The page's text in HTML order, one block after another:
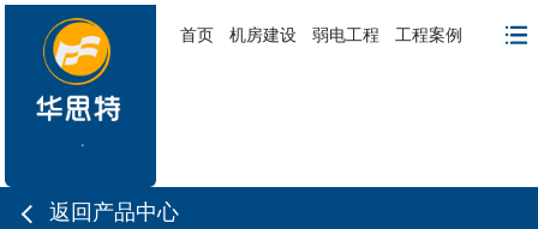
首页 机房建设 弱电工程 工程案例
返回产品中心